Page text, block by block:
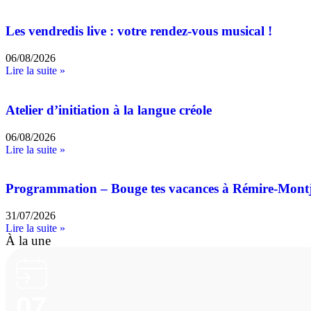
Les vendredis live : votre rendez-vous musical !
06/08/2026
Lire la suite »
Atelier d’initiation à la langue créole
06/08/2026
Lire la suite »
Programmation – Bouge tes vacances à Rémire-
31/07/2026
Lire la suite »
À la une